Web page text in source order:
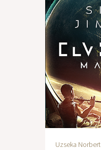
Uzseka Norbert